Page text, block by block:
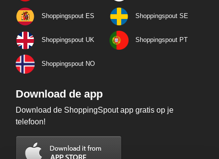
Shoppingspout ES Shoppingspout SE
Shoppingspout UK Shoppingspout PT
Shoppingspout NO
Download de app
Download de ShoppingSpout app gratis op je
telefoon!